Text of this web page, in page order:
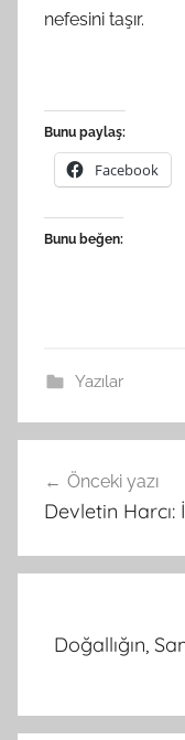
nefesini taşır.
Bunu paylaş:
Facebook
Bunu beğen:
Yazılar
gezinmesi
Önceki yazı
Devletin Harcı:
Doğallığın,